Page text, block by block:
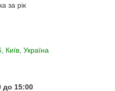
за рік
Київ, Україна
до 15:00